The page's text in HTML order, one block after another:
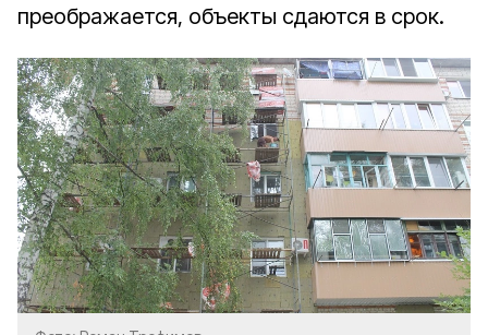
преображается, объекты сдаются в срок.